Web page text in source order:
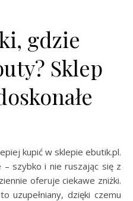
gdzie
Sklep
kupić w sklepie ebutik.pl.
– szybko i nie ruszając się z
oferuje ciekawe zniżki.
uzupełniany, dzięki czemu